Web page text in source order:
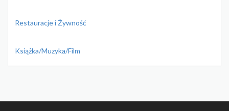
Restauracje i Żywność
Książka/Muzyka/Film